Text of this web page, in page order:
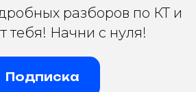
разборов по КТ и
тебя! Начни с нуля!
Подписка